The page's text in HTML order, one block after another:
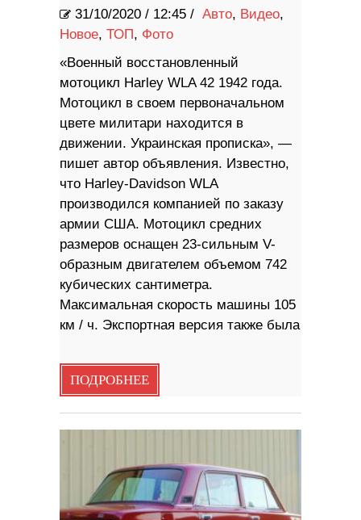
31/10/2020 / 12:45 / Авто, Видео,
Новое, ТОП, Фото
«Военный восстановленный
мотоцикл Harley WLA 42 1942 года.
Мотоцикл в своем первоначальном
цвете милитари находится в
движении. Украинская прописка», —
пишет автор объявления. Известно,
что Harley-Davidson WLA
производился компанией по заказу
армии США. Мотоцикл средних
размеров оснащен 23-сильным V-
образным двигателем объемом 742
кубических сантиметра.
Максимальная скорость машины 105
км / ч. Экспортная версия также была
ПОДРОБНЕЕ